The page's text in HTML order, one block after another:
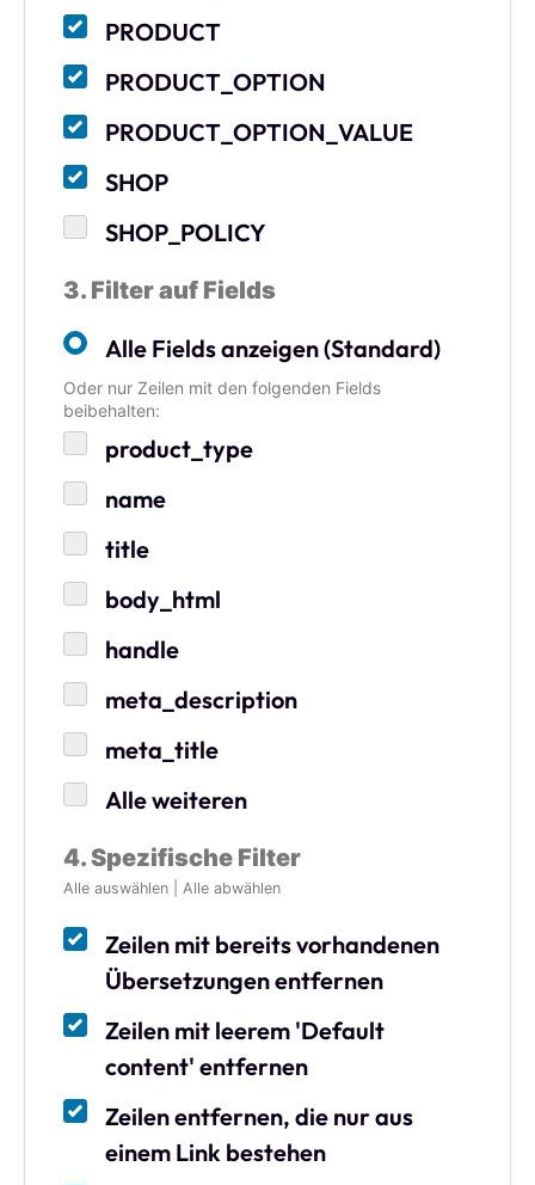
PRODUCT
PRODUCT_OPTION
PRODUCT_OPTION_VALUE
SHOP
SHOP_POLICY
3. Filter auf Fields
Alle Fields anzeigen (Standard)
Oder nur Zeilen mit den folgenden Fields
beibehalten:
product_type
name
title
body_html
handle
meta_description
meta_title
Alle weiteren
4. Spezifische Filter
Alle auswählen Alle abwählen
Zeilen mit bereits vorhandenen
Übersetzungen entfernen
Zeilen mit leerem 'Default
content' entfernen
Zeilen entfernen, die nur aus
einem Link bestehen